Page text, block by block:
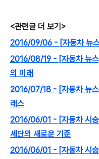
<관련글 더 보기>
2016/09/06 - [자동차 뉴
2016/08/19 - [자동차 뉴
의 미래
2016/07/18 - [자동차 뉴
래스
2016/06/01 - [자동차 시
세단의 새로운 기준
2016/06/01 - [자동차 시